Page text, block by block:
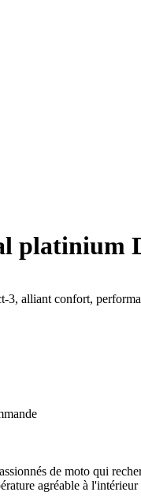
platinium
alliant confort,
de moto qui
agréable à